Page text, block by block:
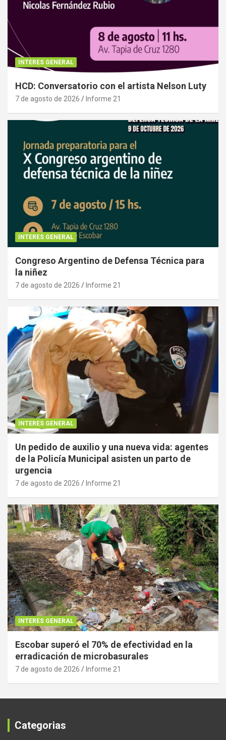
INTERES GENERAL
HCD: Conversatorio con el artista Nelson Luty
7 de agosto de 2026 Informe 21
INTERES GENERAL
Congreso Argentino de Defensa Técnica para
la niñez
7 de agosto de 2026 Informe 21
INTERES GENERAL
Un pedido de auxilio y una nueva vida: agentes
de la Policía Municipal asisten un parto de
urgencia
7 de agosto de 2026 Informe 21
INTERES GENERAL
Escobar superó el 70% de efectividad en la
erradicación de microbasurales
7 de agosto de 2026 Informe 21
Categorias